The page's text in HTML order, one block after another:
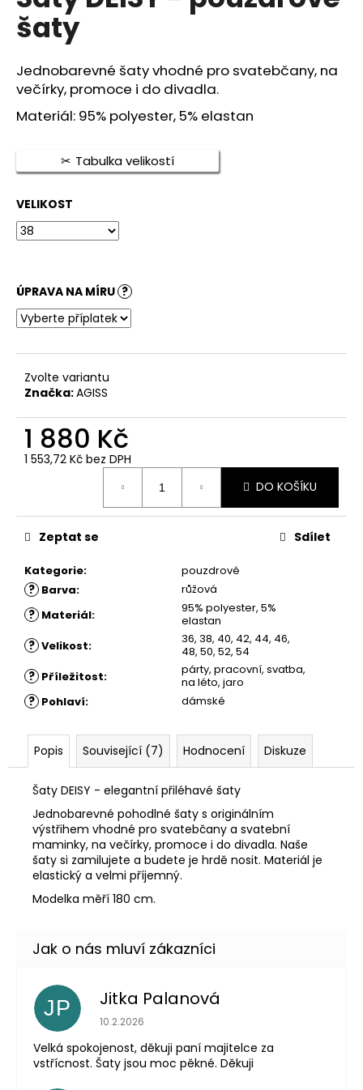
0,0
z
hvězdiček.
šaty
Jednobarevné šaty vhodné pro svatebčany, na
večírky, promoce i do divadla.
Materiál: 95% polyester, 5% elastan
Tabulka velikostí
VELIKOST
ÚPRAVA NA MÍRU ?
Zvolte variantu
Značka:AGISS
1 880 Kč
1 553,72 Kč bez DPH
DO KOŠÍKU
Kategorie: pouzdrové
? Barva: růžová
? Materiál:
95% polyester, 5%
elastan
? Velikost:
36, 38, 40, 42, 44, 46,
48, 50, 52, 54
? Příležitost:
párty, pracovní, svatba,
na léto, jaro
? Pohlaví: dámské
Zeptat se Sdílet
Popis Související (7) Hodnocení Diskuze
Šaty DEISY - elegantní přiléhavé šaty
Jednobarevné pohodlné šaty s originálním
výstřihem vhodné pro svatebčany a svatební
maminky, na večírky, promoce i do divadla. Naše
šaty si zamilujete a budete je hrdě nosit. Materiál je
elastický a velmi příjemný.
Modelka měří 180 cm.
JP Jitka Palanová
Hodnocení obchodu je 5 z 5 hvězdiček.
10.2.2026
Velká spokojenost, děkuji paní majitelce za
vstřícnost. Šaty jsou moc pěkné. Děkuji
a
j
í
t
?
p
o
r
u
u
e
m
e
SOFIA
KOŠILOVÉ
780
Kč